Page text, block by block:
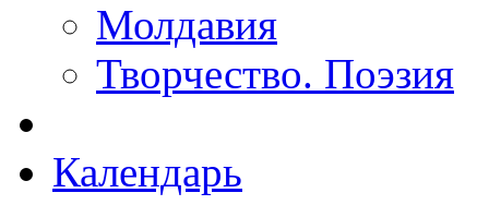
Молдавия
Творчество. Поэзия
Календарь